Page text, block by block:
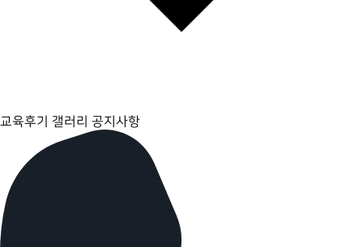
교육후기 갤러리 공지사항